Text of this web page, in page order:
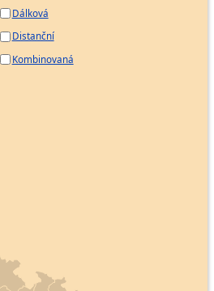
Dálková
Distanční
Kombinovaná